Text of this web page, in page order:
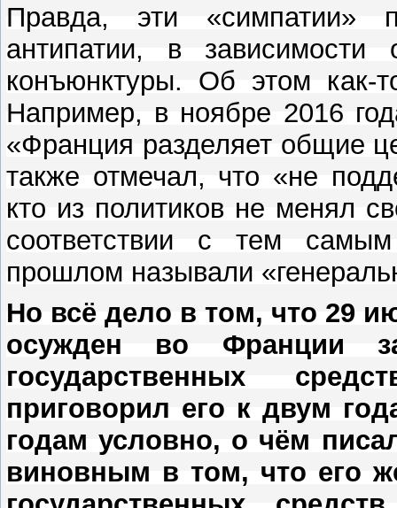
Правда, эти «симпатии»
антипатии, в зависимости
конъюнктуры. Об этом как-
Например, в ноябре 2016
«Франция разделяет общие
также отмечал, что «не
кто из политиков не менял
соответствии с тем
прошлом называли
Но всё дело в том, что 29
осужден во Франции
государственных
приговорил его к двум
годам условно, о чём
виновным в том, что его